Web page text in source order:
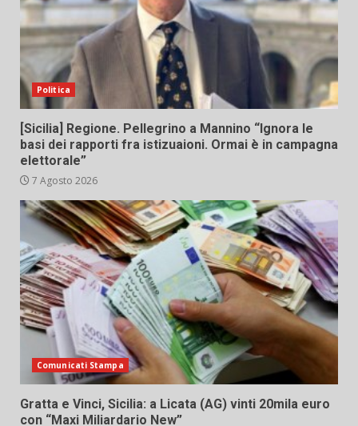
Politica
[Sicilia] Regione. Pellegrino a Mannino “Ignora le
basi dei rapporti fra istizuaioni. Ormai è in campagna
elettorale”
7 Agosto 2026
Comunicati Stampa
Gratta e Vinci, Sicilia: a Licata (AG) vinti 20mila euro
con “Maxi Miliardario New”